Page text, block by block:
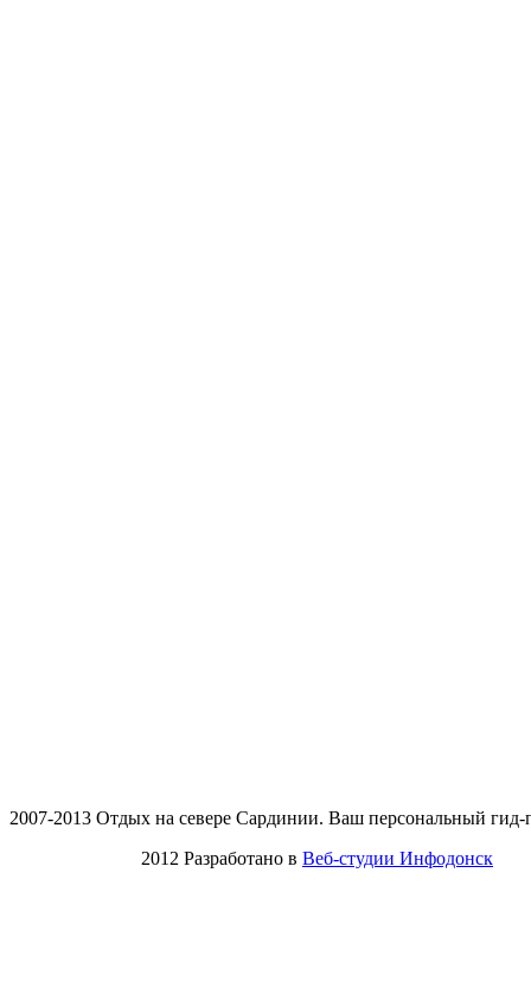
2007-2013 Отдых на севере Сардинии. Ваш персональный гид-
2012 Разработано в Веб-студии Инфодонск